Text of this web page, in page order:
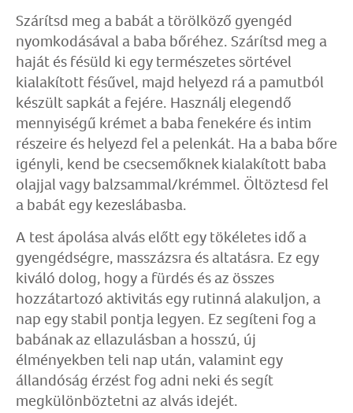
Szárítsd meg a babát a törölköző gyengéd
nyomkodásával a baba bőréhez. Szárítsd meg a
haját és fésüld ki egy természetes sörtével
kialakított fésűvel, majd helyezd rá a pamutból
készült sapkát a fejére. Használj elegendő
mennyiségű krémet a baba fenekére és intim
részeire és helyezd fel a pelenkát. Ha a baba bőre
igényli, kend be csecsemőknek kialakított baba
olajjal vagy balzsammal/krémmel. Öltöztesd fel
a babát egy kezeslábasba.
A test ápolása alvás előtt egy tökéletes idő a
gyengédségre, masszázsra és altatásra. Ez egy
kiváló dolog, hogy a fürdés és az összes
hozzátartozó aktivitás egy rutinná alakuljon, a
nap egy stabil pontja legyen. Ez segíteni fog a
babának az ellazulásban a hosszú, új
élményekben teli nap után, valamint egy
állandóság érzést fog adni neki és segít
megkülönböztetni az alvás idejét.